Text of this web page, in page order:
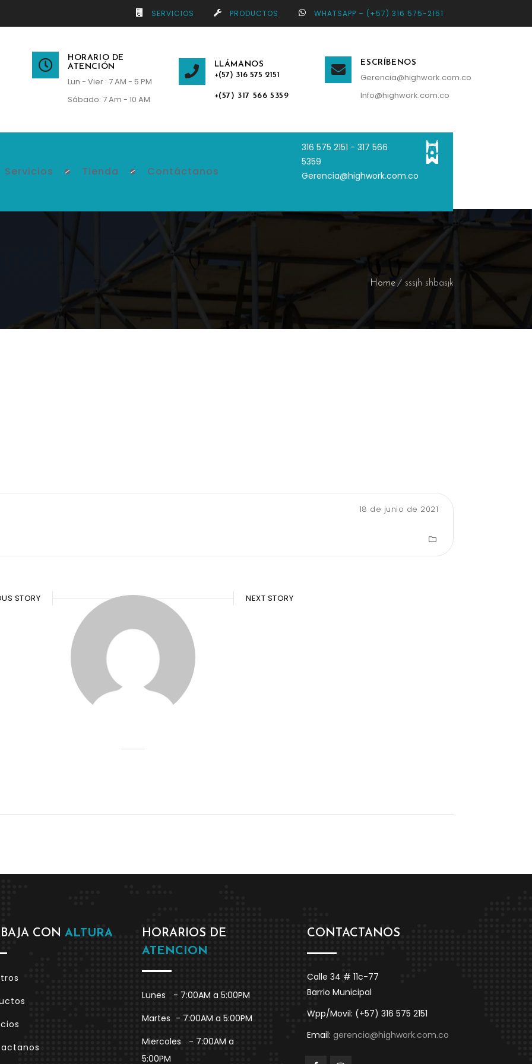
SERVICIOS PRODUCTOS WHATSAPP – (+57) 316 575-2151
HORARIO DE
ATENCIÓN
Lun - Vier : 7 AM - 5 PM
Sábado: 7 Am - 10 AM
LLÁMANOS
+(57) 316 575 2151
+(57) 317 566 5359
ESCRÍBENOS
Gerencia@highwork.com.co
Info@highwork.com.co
Servicios Tienda Contáctanos
316 575 2151 - 317 566
5359
Gerencia@highwork.com.co
Home sssjh shbasjk
18 de junio de 2021
STORY NEXT STORY
CON ALTURA
HORARIOS DE
ATENCION
Lunes
- 7:00AM a 5:00PM
Martes - 7:00AM a 5:00PM
Miercoles
- 7:00AM a
5:00PM
CONTACTANOS
Calle 34 # 11c-77
Barrio Municipal
Wpp/Movil: (+57) 316 575 2151
Email: gerencia@highwork.com.co